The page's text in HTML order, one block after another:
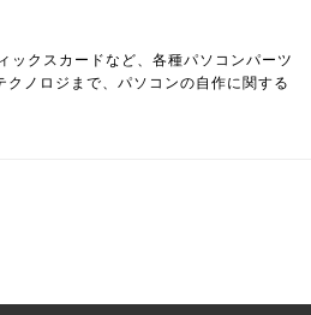
ックスカードなど、各種パソコンパーツ
クノロジまで、パソコンの自作に関する